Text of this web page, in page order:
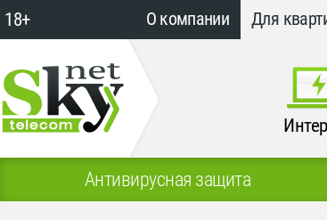
18+ О компании Для
Антивирусная защита